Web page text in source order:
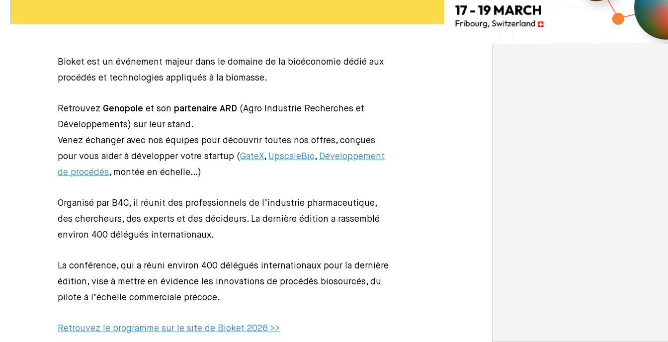
Bioket est un événement majeur dans le domaine de la bioéconomie dédié aux
procédés et technologies appliqués à la biomasse.
Retrouvez Genopole et son partenaire ARD (Agro Industrie Recherches et
Développements) sur leur stand.
Venez échanger avec nos équipes pour découvrir toutes nos offres, conçues
pour vous aider à développer votre startup (GateX, UpscaleBio, Développement
de procédés, montée en échelle…)
Organisé par B4C, il réunit des professionnels de l’industrie pharmaceutique,
des chercheurs, des experts et des décideurs. La dernière édition a rassemblé
environ 400 délégués internationaux.
La conférence, qui a réuni environ 400 délégués internationaux pour la dernière
édition, vise à mettre en évidence les innovations de procédés biosourcés, du
pilote à l’échelle commerciale précoce.
Retrouvez le programme sur le site de Bioket 2026 >>